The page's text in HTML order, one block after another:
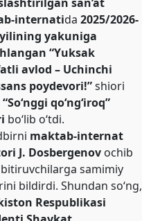
internatida2025/2026-
yilining yakuniga
“Yuksak
avlod – Uchinchi
poydevori!”shiori
“So‘nggi qo‘ng‘iroq”
bo‘lib o‘tdi.
maktab-internat
J. Dosbergenov ochib
samimiy
bildirdi. Shundan so‘ng,
Respublikasi